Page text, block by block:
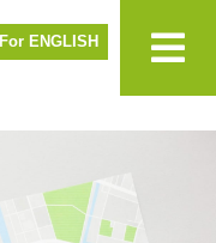
For ENGLISH